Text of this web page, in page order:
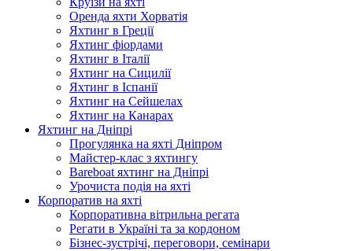
Оренда яхти Хорватія
Яхтинг в Греції
Яхтинг фіордами
Яхтинг в Італії
Яхтинг на Сицилії
Яхтинг в Іспанії
Яхтинг на Сейшелах
Яхтинг на Канарах
Яхтинг на Дніпрі
Прогулянка на яхті Дніпром
Майстер-клас з яхтингу
Bareboat яхтинг на Дніпрі
Урочиста подія на яхті
Корпоратив на яхті
Корпоративна вітрильна регата
Регати в Україні та за кордоном
Бізнес-зустрічі, переговори, семінари